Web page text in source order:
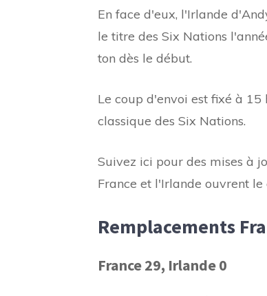
En face d'eux, l'Irlande
le titre des Six Nations
ton dès le début.
Le coup d'envoi est fixé à
classique des Six Nations.
Suivez ici pour des mises à
France et l'Irlande ouvrent
Remplacements
France 29, Irlande 0